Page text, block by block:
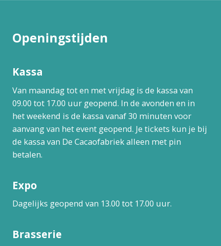
Openingstijden
Kassa
Van maandag tot en met vrijdag is de kassa van
09.00 tot 17.00 uur geopend. In de avonden en in
het weekend is de kassa vanaf 30 minuten voor
aanvang van het event geopend. Je tickets kun je bij
de kassa van De Cacaofabriek alleen met pin
betalen.
Expo
Dagelijks geopend van 13.00 tot 17.00 uur.
Brasserie